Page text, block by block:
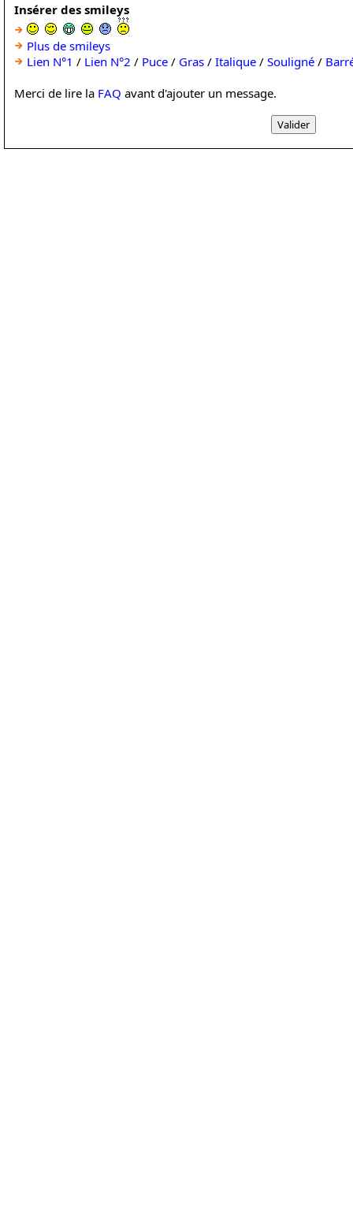
Insérer des smileys
Plus de smileys
Lien N°1 / Lien N°2 / Puce / Gras / Italique / Souligné /
Merci de lire la FAQ avant d'ajouter un message.